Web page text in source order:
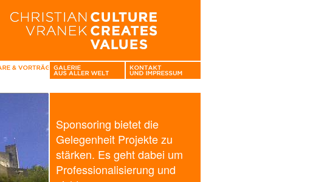
Sponsoring bietet die
Gelegenheit Projekte zu
stärken. Es geht dabei um
Professionalisierung und